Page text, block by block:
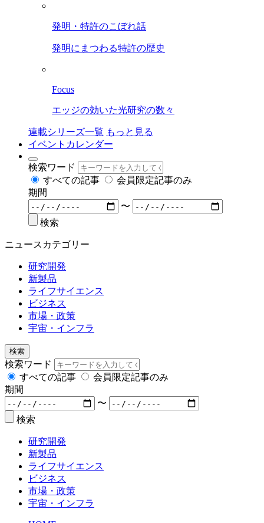
発明・特許のこぼれ話
発明にまつわる特許の歴史
Focus
エッジの効いた光研究の数々
連載シリーズ一覧 もっと見る
イベントカレンダー
検索ワード
すべての記事
会員限定記事のみ
期間
〜
検索
ニュースカテゴリー
研究開発
新製品
ライフサイエンス
ビジネス
市場・政策
宇宙・インフラ
検索
検索ワード
すべての記事
会員限定記事のみ
期間
〜
検索
研究開発
新製品
ライフサイエンス
ビジネス
市場・政策
宇宙・インフラ